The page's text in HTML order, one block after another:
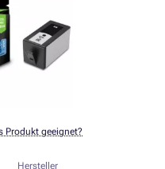
Produkt geeignet?
Hersteller